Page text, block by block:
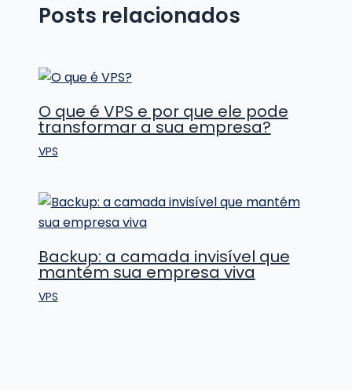
Posts relacionados
O que é VPS e por que ele pode
transformar a sua empresa?
VPS
Backup: a camada invisível que
mantém sua empresa viva
VPS